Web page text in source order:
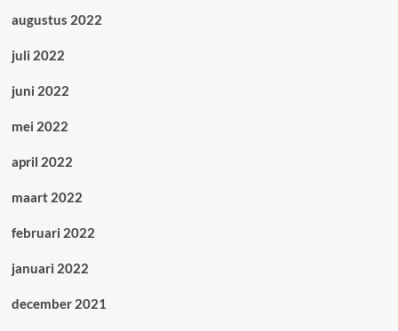
augustus 2022
juli 2022
juni 2022
mei 2022
april 2022
maart 2022
februari 2022
januari 2022
december 2021